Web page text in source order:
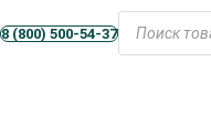
8 (800) 500-54-37